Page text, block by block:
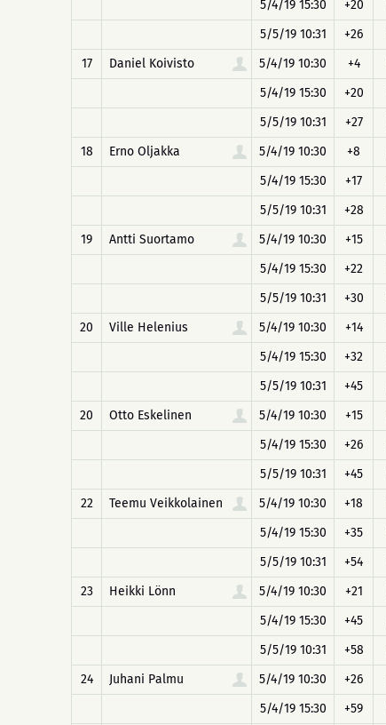
5/4/19 15:30
+20
5/5/19 10:31
+26
17
Daniel Koivisto 5/4/19 10:30 +4
5/4/19 15:30
+20
5/5/19 10:31
+27
18
Erno Oljakka 5/4/19 10:30 +8
5/4/19 15:30
+17
5/5/19 10:31
+28
19
Antti Suortamo 5/4/19 10:30 +15
5/4/19 15:30
+22
5/5/19 10:31
+30
20
Ville Helenius 5/4/19 10:30 +14
5/4/19 15:30
+32
5/5/19 10:31
+45
20
Otto Eskelinen 5/4/19 10:30 +15
5/4/19 15:30
+26
5/5/19 10:31
+45
22
Teemu Veikkolainen 5/4/19 10:30 +18
5/4/19 15:30
+35
5/5/19 10:31
+54
23
Heikki Lönn 5/4/19 10:30 +21
5/4/19 15:30
+45
5/5/19 10:31
+58
24
Juhani Palmu 5/4/19 10:30 +26
5/4/19 15:30
+59